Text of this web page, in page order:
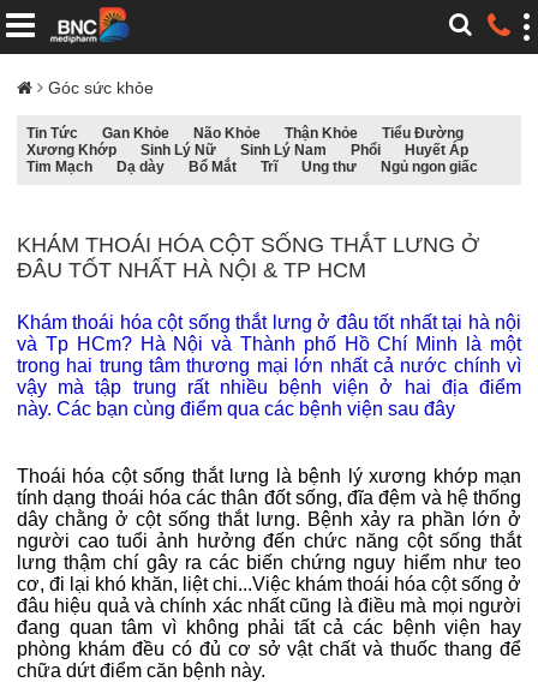
Góc sức khỏe
Tin Tức Gan Khỏe Não Khỏe Thận Khỏe
Tiểu Đường
Xương Khớp
Sinh Lý Nữ Sinh Lý Nam Phổi
Huyết Áp
Tim Mạch
Dạ dày Bổ Mắt Trĩ Ung thư Ngủ ngon giấc
KHÁM THOÁI HÓA CỘT SỐNG THẮT LƯNG Ở
ĐÂU TỐT NHẤT HÀ NỘI & TP HCM
Khám thoái hóa cột sống thắt lưng ở đâu tốt nhất tại hà nội
và Tp HCm? Hà Nội và Thành phố Hồ Chí Minh là một
trong hai trung tâm thương mại lớn nhất cả nước chính vì
vậy mà tập trung rất nhiều bệnh viện ở hai địa điểm
này. Các bạn cùng điểm qua các bệnh viện sau đây
Thoái hóa cột sống thắt lưng là bệnh lý xương khớp mạn
tính dạng thoái hóa các thân đốt sống, đĩa đệm và hệ thống
dây chằng ở cột sống thắt lưng. Bệnh xảy ra phần lớn ở
người cao tuổi ảnh hưởng đến chức năng cột sống thắt
lưng thậm chí gây ra các biến chứng nguy hiểm như teo
cơ, đi lại khó khăn, liệt chi...Việc khám thoái hóa cột sống ở
đâu hiệu quả và chính xác nhất cũng là điều mà mọi người
đang quan tâm vì không phải tất cả các bệnh viện hay
phòng khám đều có đủ cơ sở vật chất và thuốc thang để
chữa dứt điểm căn bệnh này.